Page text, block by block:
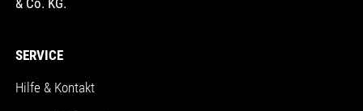
& Co. KG.
SERVICE
Hilfe & Kontakt